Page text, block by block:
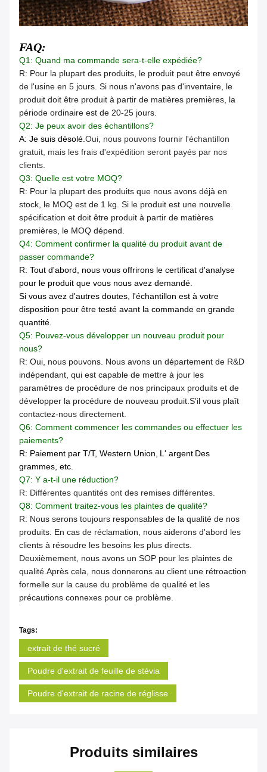
FAQ:
Q1: Quand ma commande sera-t-elle expédiée?
R: Pour la plupart des produits, le produit peut être envoyé
de l'usine en 5 jours. Si nous n'avons pas d'inventaire, le
produit doit être produit à partir de matières premières, la
période ordinaire est de 20-25 jours.
Q2: Je peux avoir des échantillons?
A: Je suis désolé. Oui, nous pouvons fournir l'échantillon
gratuit, mais les frais d'expédition seront payés par nos
clients.
Q3: Quelle est votre MOQ?
R: Pour la plupart des produits que nous avons déjà en
stock, le MOQ est de 1 kg. Si le produit est une nouvelle
spécification et doit être produit à partir de matières
premières, le MOQ dépend.
Q4: Comment confirmer la qualité du produit avant de
passer commande?
R: Tout d'abord, nous vous offrirons le certificat d'analyse
pour le produit que vous nous avez demandé.
Si vous avez d'autres doutes, l'échantillon est à votre
disposition pour être testé avant la commande en grande
quantité.
Q5: Pouvez-vous développer un nouveau produit pour
nous?
R: Oui, nous pouvons. Nous avons un département de R&D
indépendant, qui est capable de mettre à jour les
paramètres de procédure de nos principaux produits et de
développer la procédure de nouveau produit.S'il vous plaît
contactez-nous directement.
Q6: Comment commencer les commandes ou effectuer les
paiements?
R: Paiement par T/T, Western Union, L' argent Des
grammes, etc.
Q7: Y a-t-il une réduction?
R: Différentes quantités ont des remises différentes.
Q8: Comment traitez-vous les plaintes de qualité?
R: Nous serons toujours responsables de la qualité de nos
produits. En cas de réclamation, nous aiderons d'abord les
clients à résoudre les besoins les plus directs.
Deuxièmement, nous avons un SOP pour les plaintes de
qualité.Après cela, nous donnerons au client une rétroaction
formelle sur la cause du problème de qualité et les
précautions connexes pour ce problème.
Tags:
extrait de thé sucré
Poudre d'extrait de feuille de stévia
Poudre d'extrait de racine de réglisse
Produits similaires